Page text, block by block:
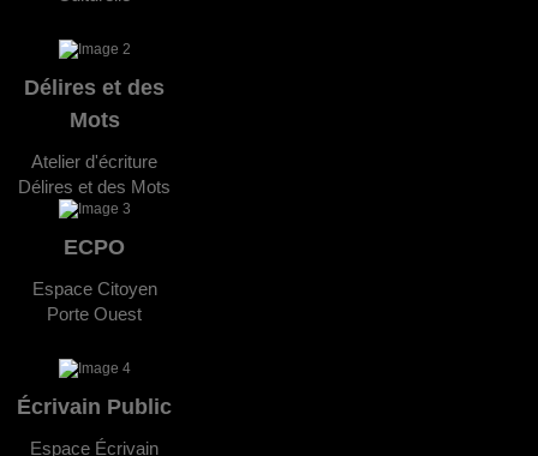
Délires et des
Mots
Atelier d'écriture
Délires et des Mots
ECPO
Espace Citoyen
Porte Ouest
Écrivain Public
Espace Écrivain